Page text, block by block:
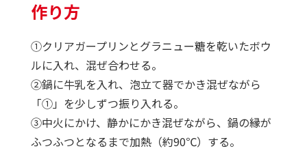
作り方
①クリアガープリンとグラニュー糖を乾いたボウ
ルに入れ、混ぜ合わせる。
②鍋に牛乳を入れ、泡立て器でかき混ぜながら
「①」を少しずつ振り入れる。
③中火にかけ、静かにかき混ぜながら、鍋の縁が
ふつふつとなるまで加熱（約90℃）する。